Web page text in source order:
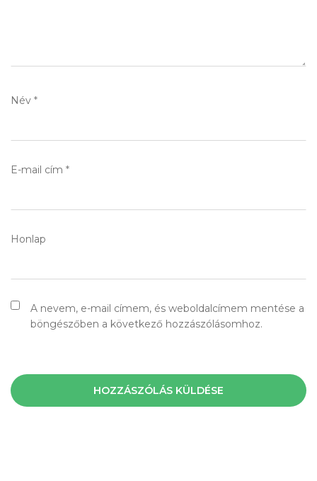
Név *
E-mail cím *
Honlap
A nevem, e-mail címem, és weboldalcímem mentése a
böngészőben a következő hozzászólásomhoz.